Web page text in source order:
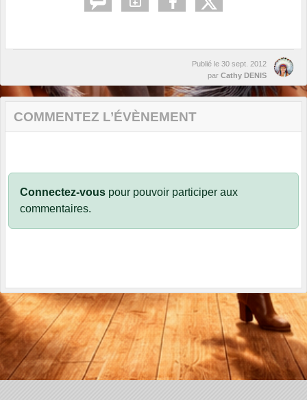
Publié le 30 sept. 2012
par Cathy DENIS
COMMENTEZ L’ÉVÈNEMENT
Connectez-vous pour pouvoir participer aux
commentaires.